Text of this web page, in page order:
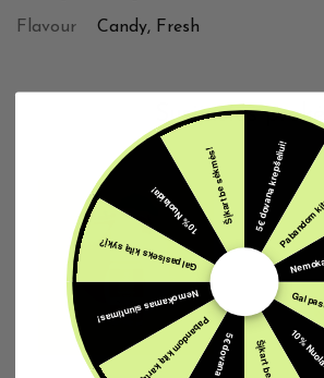
Flavour
Candy, Fresh
Susijusios prekės
5€ dovana krepšeliui!
Gal
10%
Pabandom kitą kartą?
Nemokamas siuntimas!
Gal pasiseks kitą sykį?
10% Nuolaida!Šįkart be sėkmės!